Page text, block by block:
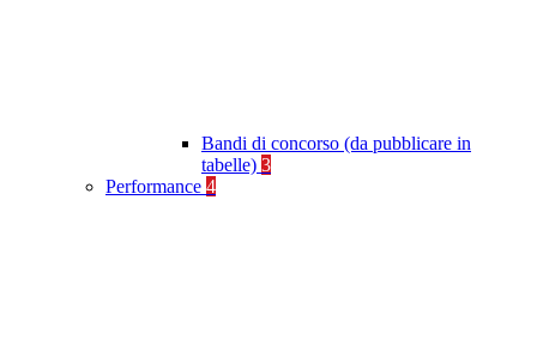
Bandi di concorso (da pubblicare in
tabelle) 3
Performance 4